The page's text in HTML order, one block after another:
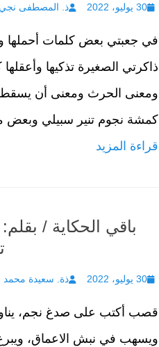
Posted
30 يوليو، 2022 Author
ذ. المصطفى
في جعبتي بعض كلمات
ذاكرتي الصغيرة تذكيها
ومعنى الحرث ومعنى أن
كمشة نجوم تنير سبيلي وبعض
قراءة المزيد
باقي الحكاية /
Posted
30 يوليو، 2022 Author
ذة. سعيدة محمد
قصب أكتب على صدغ نجم، يناور
ويسهب في نبش الاعماق،